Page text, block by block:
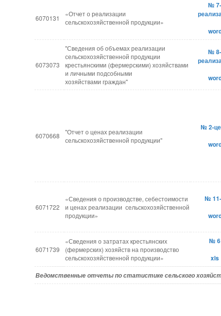
6070131
«Отчет о реализации
сельскохозяйственной продукции»
№ 7-
6073073
"Сведения об объемах реализации
сельскохозяйственной продукции
крестьянскими (фермерскими) хозяйствами
и личными подсобными
хозяйствами граждан"
№ 8-
6070668
"Отчет о ценах реализации
сельскохозяйственной продукции"
№ 2-
6071722
«Сведения о производстве, себестоимости
и ценах реализации сельскохозяйственной
продукции»
№
6071739
«Сведения о затратах крестьянских
(фермерских) хозяйств на производство
сельскохозяйственной продукции»
№ 6
xls
Ведомственные отчеты по статистике сельского